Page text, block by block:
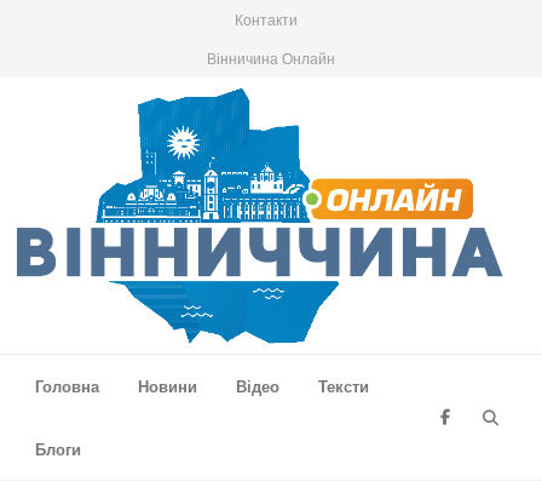
Контакти
Вінничина Онлайн
Головна
Новини Відео Тексти
Блоги